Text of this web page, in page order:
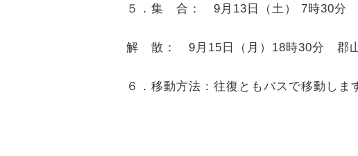
５．集 合： 9月13日（土） 7時30分
解 散： 9月15日（月）18時30分 郡
６．移動方法：往復ともバスで移動しま